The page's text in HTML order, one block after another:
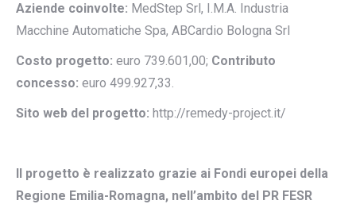
Aziende coinvolte: MedStep Srl, I.M.A. Industria
Macchine Automatiche Spa, ABCardio Bologna Srl
Costo progetto: euro 739.601,00; Contributo
concesso: euro 499.927,33.
Sito web del progetto: http://remedy-project.it/
Il progetto è realizzato grazie ai Fondi europei della
Regione Emilia-Romagna, nell’ambito del PR FESR